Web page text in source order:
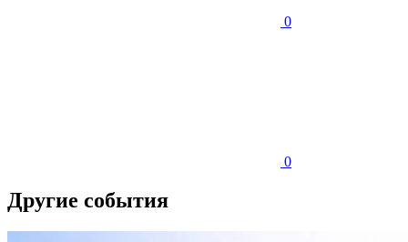
0
0
Другие события